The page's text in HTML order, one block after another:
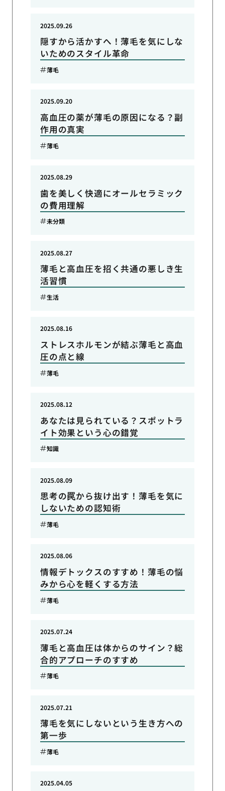
隠すから活かすへ！薄毛を気にしな
いためのスタイル革命
2025.09.26
薄毛
高血圧の薬が薄毛の原因になる？副
作用の真実
2025.09.20
薄毛
歯を美しく快適にオールセラミック
の費用理解
2025.08.29
未分類
薄毛と高血圧を招く共通の悪しき生
活習慣
2025.08.27
生活
ストレスホルモンが結ぶ薄毛と高血
圧の点と線
2025.08.16
薄毛
あなたは見られている？スポットラ
イト効果という心の錯覚
2025.08.12
知識
思考の罠から抜け出す！薄毛を気に
しないための認知術
2025.08.09
薄毛
情報デトックスのすすめ！薄毛の悩
みから心を軽くする方法
2025.08.06
薄毛
薄毛と高血圧は体からのサイン？総
合的アプローチのすすめ
2025.07.24
薄毛
薄毛を気にしないという生き方への
第一歩
2025.07.21
薄毛
2025.04.05